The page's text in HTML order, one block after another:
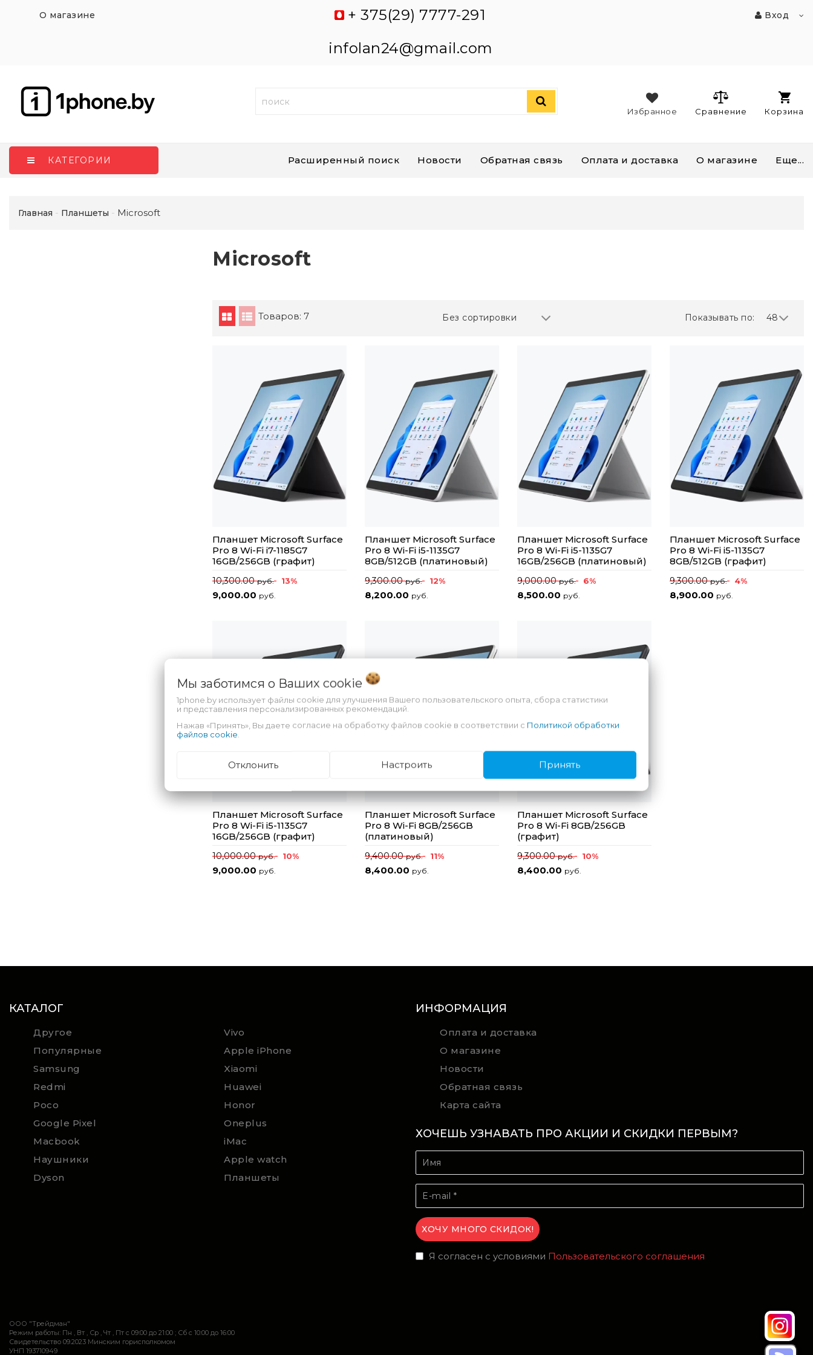
О магазине
+ 375(29) 7777-291
infolan24@gmail.com
Вход
Корзина
Сравнение
Избранное
КАТЕГОРИИ Расширенный поиск Новости Обратная связь Оплата и доставка О магазине Еще...
Главная Планшеты Microsoft
Microsoft
Товаров: 7 Показывать по: 48
Без сортировки
Планшет Microsoft Surface
Pro 8 Wi-Fi i7-1185G7
16GB/256GB (графит)
10,300.00руб. 13%
9,000.00 руб.
Планшет Microsoft Surface
Pro 8 Wi-Fi i5-1135G7
8GB/512GB (платиновый)
9,300.00руб. 12%
8,200.00 руб.
Планшет Microsoft Surface
Pro 8 Wi-Fi i5-1135G7
16GB/256GB (платиновый)
9,000.00руб. 6%
8,500.00 руб.
Планшет Microsoft Surface
Pro 8 Wi-Fi i5-1135G7
8GB/512GB (графит)
9,300.00руб. 4%
8,900.00 руб.
Планшет Microsoft Surface
Pro 8 Wi-Fi i5-1135G7
16GB/256GB (графит)
10,000.00руб. 10%
9,000.00 руб.
Планшет Microsoft Surface
Pro 8 Wi-Fi 8GB/256GB
(платиновый)
9,400.00руб. 11%
8,400.00 руб.
Планшет Microsoft Surface
Pro 8 Wi-Fi 8GB/256GB
(графит)
9,300.00руб. 10%
8,400.00 руб.
КАТАЛОГ
Другое
Vivo
Популярные
Apple iPhone
Samsung
Xiaomi
Redmi
Huawei
Poco
Honor
Google Pixel
Oneplus
Macbook
iMac
Наушники
Apple watch
Dyson
Планшеты
ИНФОРМАЦИЯ
Оплата и доставка
О магазине
Новости
Обратная связь
Карта сайта
ХОЧЕШЬ УЗНАВАТЬ ПРО АКЦИИ И СКИДКИ ПЕРВЫМ?
Я согласен с условиями Пользовательского соглашения
ООО "Трейдман"
Режим работы: Пн , Вт , Ср , Чт , Пт c 09:00 до 21:00 ; Сб c 10:00 до 16:00
Свидетельство 09.2023 Минским горисполкомом
УНП 193710949
Мы заботимся о Ваших cookie
1phone.by использует файлы cookie для улучшения Вашего пользовательского опыта, сбора статистики
и представления персонализированных рекомендаций.
Нажав «Принять», Вы даете согласие на обработку файлов cookie в соответствии с Политикой обработки
файлов cookie
Отклонить Настроить Принять